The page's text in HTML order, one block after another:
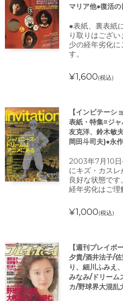
マリア他●復活
●表紙、裏表紙
り取りはござ
少の経年劣化
す。
¥1,600(税込)
【インビテー
表紙・特集=ジ
友克洋、鈴木敏
岡田斗司夫)●永
2003年7月10
にキズ・カス
良好な状態で
経年劣化はご理
¥1,000(税込)
【週刊プレイ
夕貴/酒井法子/
り、細川ふみえ
みなみ/ドリーム
カ/野球界大混乱